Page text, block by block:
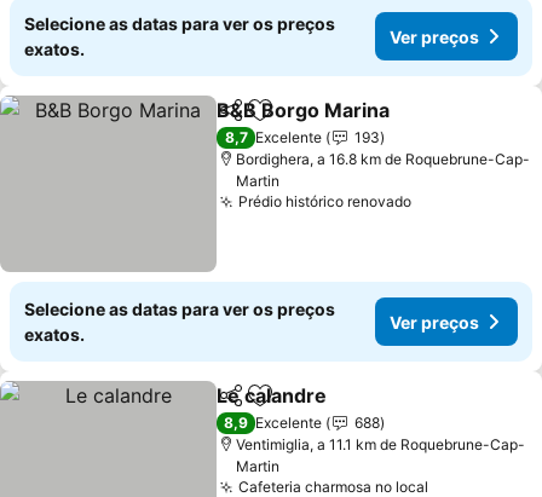
Selecione as datas para ver os preços
exatos.
Ver preços
PartilharAdicionar aos favoritos
B&B Borgo Marina
8,7 Excelente
193
Bordighera, a 16.8 km de Roquebrune-Cap-
Martin
Prédio histórico renovadoVer preços
Selecione as datas para ver os preços
exatos.
Ver preços
PartilharAdicionar aos favoritos
Le calandre
8,9 Excelente
688
Ventimiglia, a 11.1 km de Roquebrune-Cap-
Martin
Cafeteria charmosa no local